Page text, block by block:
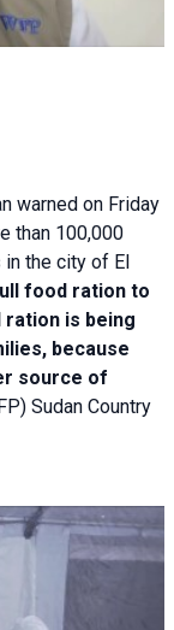
warned on Friday
than 100,000
the city of El
food ration to
is being
because
source of
Sudan Country